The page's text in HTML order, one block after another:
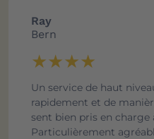
Ray
Bern
★★★★
Un service de haut
rapidement et de
sent bien pris en charge
Particulièrement